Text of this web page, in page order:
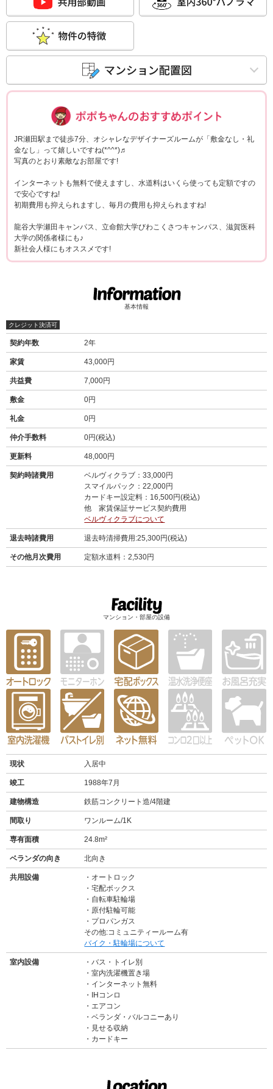
JR瀬田駅まで徒歩7分、オシャレなデザイナーズルームが「敷金なし・礼
金なし」って嬉しいですね(*^^*)♬
写真のとおり素敵なお部屋です!
インターネットも無料で使えますし、水道料はいくら使っても定額ですの
で安心ですね!
初期費用も抑えられますし、毎月の費用も抑えられますね!
龍谷大学瀬田キャンパス、立命館大学びわこくさつキャンパス、滋賀医科
大学の関係者様にも♪
新社会人様にもオススメです!
基本情報
クレジット決済可
契約年数 2年
家賃 43,000円
共益費 7,000円
敷金 0円
礼金 0円
仲介手数料 0円(税込)
更新料 48,000円
契約時諸費用
ベルヴィクラブ：33,000円
スマイルパック：22,000円
カードキー設定料：16,500円(税込)
他 家賃保証サービス契約費用
ベルヴィクラブについて
退去時諸費用 退去時清掃費用:25,300円(税込)
その他月次費用 定額水道料：2,530円
マンション・部屋の設備
現状 入居中
竣工 1988年7月
建物構造 鉄筋コンクリート造/4階建
間取り ワンルーム/1K
専有面積 24.8m²
ベランダの向き 北向き
共用設備
オートロック
宅配ボックス
自転車駐輪場
原付駐輪可能
プロパンガス
その他:コミュニティールーム有
バイク・駐輪場について
室内設備
バス・トイレ別
室内洗濯機置き場
インターネット無料
IHコンロ
エアコン
ベランダ・バルコニーあり
見せる収納
カードキー